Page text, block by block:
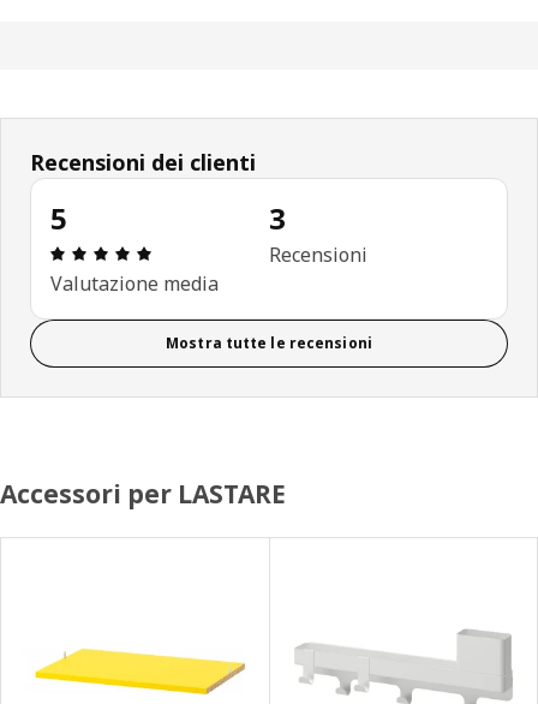
Recensioni dei clienti
5
Recensione: 5 di 5 stelle. Recensioni totali: 3
Valutazione media
3
Recensioni
Mostra tutte le recensioni
Accessori per LASTARE